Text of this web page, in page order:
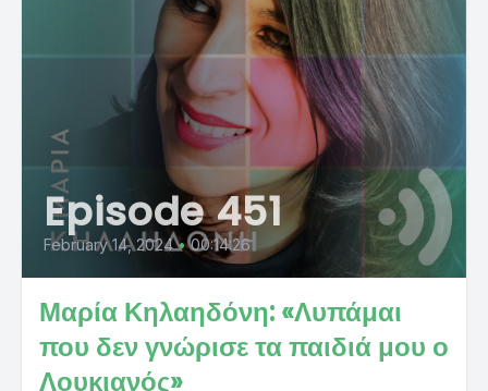
Episode 451
February 14, 2024 • 00:14:26
Μαρία Κηλαηδόνη: «Λυπάμαι
που δεν γνώρισε τα παιδιά μου ο
Λουκιανός»